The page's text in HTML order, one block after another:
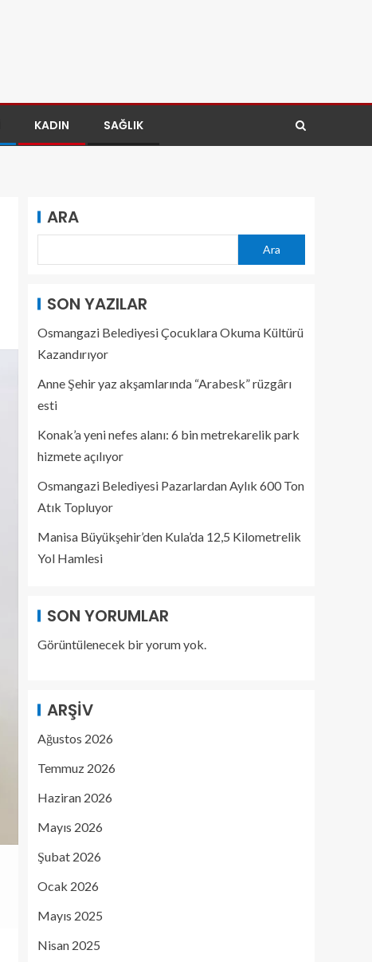
KADIN SAĞLIK
ARA
Ara
SON YAZILAR
Osmangazi Belediyesi Çocuklara Okuma Kültürü
Kazandırıyor
Anne Şehir yaz akşamlarında “Arabesk” rüzgârı
esti
Konak’a yeni nefes alanı: 6 bin metrekarelik park
hizmete açılıyor
Osmangazi Belediyesi Pazarlardan Aylık 600 Ton
Atık Topluyor
Manisa Büyükşehir’den Kula’da 12,5 Kilometrelik
Yol Hamlesi
SON YORUMLAR
Görüntülenecek bir yorum yok.
ARŞIV
Ağustos 2026
Temmuz 2026
Haziran 2026
Mayıs 2026
Şubat 2026
Ocak 2026
Mayıs 2025
Nisan 2025